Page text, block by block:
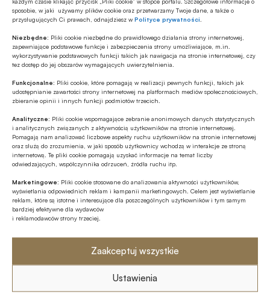
sposobie, w jaki używamy plików cookie oraz przetwarzamy Twoje dane, a także o
przysługujących Ci prawach, odnajdziesz wPolityce prywatności
Niezbędne: Pliki cookie niezbędne do prawidłowego działania strony internetowej,
zapewniające podstawowe funkcje i zabezpieczenia strony umożliwiające, m.in.
wykorzystywanie podstawowych funkcji takich jak nawigacja na stronie internetowej, czy
tez dostęp do jej obszarów wymagających uwierzytelnienia.
Funkcjonalne: Pliki cookie, które pomagają w realizacji pewnych funkcji, takich jak
udostępnianie zawartości strony internetowej na platformach mediów społecznościowych,
zbieranie opinii i innych funkcji podmiotów trzecich.
Analityczne: Pliki cookie wspomagające zebranie anonimowych danych statystycznych
i analitycznych związanych z aktywnością użytkowników na stronie internetowej.
Pomagają nam analizować liczbowe aspekty ruchu użytkowników na stronie internetowej
oraz służą do zrozumienia, w jaki sposób użytkownicy wchodzą w interakcje ze stroną
internetową. Te pliki cookie pomagają uzyskać informacje na temat liczby
odwiedzających, współczynnika odrzuceń, źródła ruchu itp.
Marketingowe: Pliki cookie stosowane do analizowania aktywności użytkowników,
wyświetlania odpowiednich reklam i kampanii marketingowych. Celem jest wyświetlanie
reklam, które są istotne i interesujące dla poszczególnych użytkowników i tym samym
bardziej efektywne dla wydawców
i reklamodawców strony trzeciej.
Zaakceptuj wszystkie
Ustawienia
regulamin
Udostępnij
Tagi
Autor